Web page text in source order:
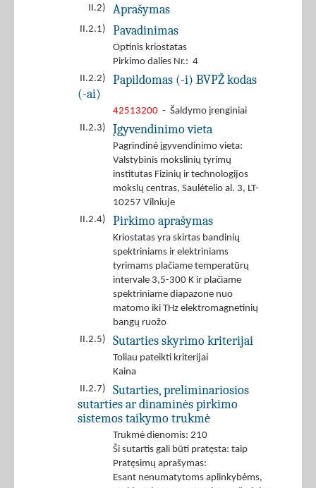
II.2)
Aprašymas
II.2.1) Pavadinimas
Optinis kriostatas
Pirkimo dalies Nr.: 4
II.2.2)
Papildomas (-i) BVPŽ kodas
(-ai)
42513200 - Šaldymo įrenginiai
II.2.3)
Įgyvendinimo vieta
Pagrindinė įgyvendinimo vieta:
Valstybinis mokslinių tyrimų
institutas Fizinių ir technologijos
mokslų centras, Saulėtelio al. 3, LT-
10257 Vilniuje
II.2.4)
Pirkimo aprašymas
Kriostatas yra skirtas bandinių
spektriniams ir elektriniams
tyrimams plačiame temperatūrų
intervale 3,5-300 K ir plačiame
spektriniame diapazone nuo
matomo iki THz elektromagnetinių
bangų ruožo
II.2.5)
Sutarties skyrimo kriterijai
Toliau pateikti kriterijai
Kaina
II.2.7)
Sutarties, preliminariosios
sutarties ar dinaminės pirkimo
sistemos taikymo trukmė
Trukmė dienomis: 210
Ši sutartis gali būti pratęsta: taip
Pratęsimų aprašymas:
Esant nenumatytoms aplinkybėms,